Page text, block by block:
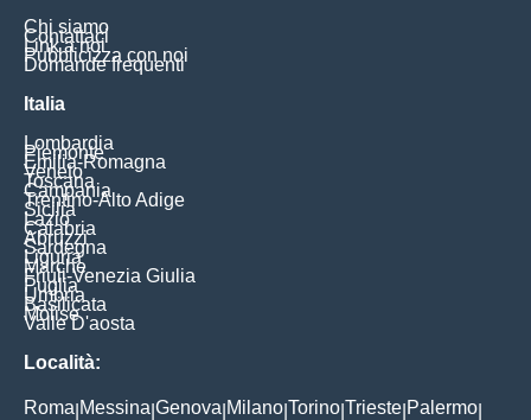
Chi siamo
Contattaci
Link a noi
Pubblicizza con noi
Domande frequenti
Italia
Lombardia
Piemonte
Emilia-Romagna
Veneto
Toscana
Campania
Trentino-Alto Adige
Sicilia
Lazio
Calabria
Abruzzi
Sardegna
Liguria
Marche
Friuli-Venezia Giulia
Puglia
Umbria
Basilicata
Molise
Valle D'aosta
Località:
Roma Messina Genova Milano Torino Trieste Palermo